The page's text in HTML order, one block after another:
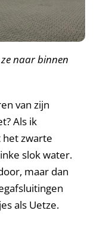
naar binnen
van zijn
Als ik
het zwarte
slok water.
maar dan
als Uetze.